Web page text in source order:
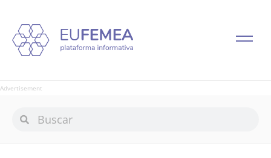
Advertisement